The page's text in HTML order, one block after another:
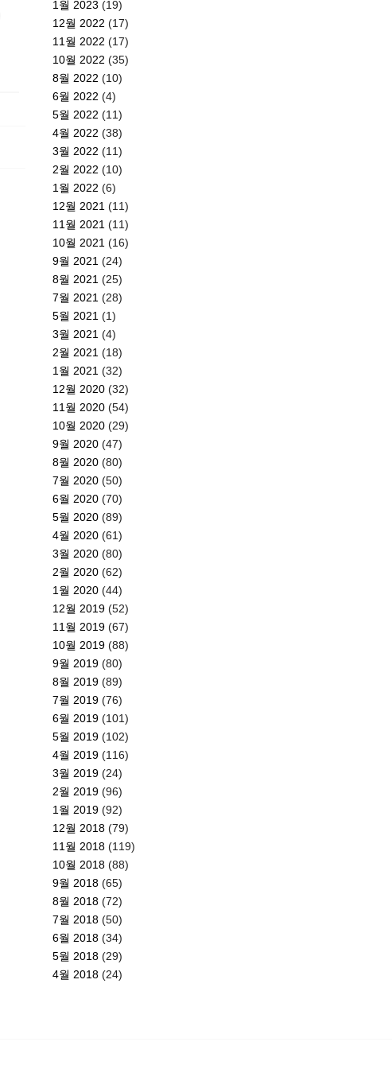
1월 2023 (19)
12월 2022 (17)
11월 2022 (17)
10월 2022 (35)
8월 2022 (10)
6월 2022 (4)
5월 2022 (11)
4월 2022 (38)
3월 2022 (11)
2월 2022 (10)
1월 2022 (6)
12월 2021 (11)
11월 2021 (11)
10월 2021 (16)
9월 2021 (24)
8월 2021 (25)
7월 2021 (28)
5월 2021 (1)
3월 2021 (4)
2월 2021 (18)
1월 2021 (32)
12월 2020 (32)
11월 2020 (54)
10월 2020 (29)
9월 2020 (47)
8월 2020 (80)
7월 2020 (50)
6월 2020 (70)
5월 2020 (89)
4월 2020 (61)
3월 2020 (80)
2월 2020 (62)
1월 2020 (44)
12월 2019 (52)
11월 2019 (67)
10월 2019 (88)
9월 2019 (80)
8월 2019 (89)
7월 2019 (76)
6월 2019 (101)
5월 2019 (102)
4월 2019 (116)
3월 2019 (24)
2월 2019 (96)
1월 2019 (92)
12월 2018 (79)
11월 2018 (119)
10월 2018 (88)
9월 2018 (65)
8월 2018 (72)
7월 2018 (50)
6월 2018 (34)
5월 2018 (29)
4월 2018 (24)